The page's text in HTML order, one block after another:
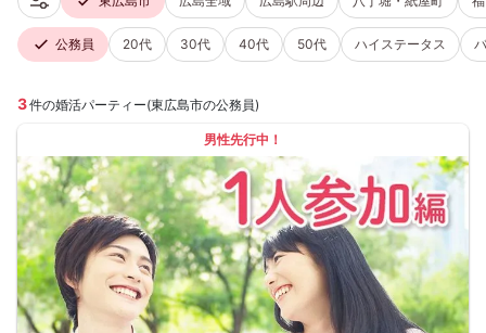
公務員 20代 30代 40代 50代 ハイステータス
3件の婚活パーティー(東広島市の公務員)
男性先行中！